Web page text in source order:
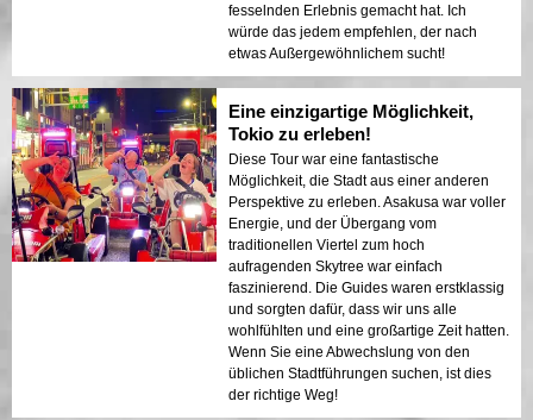
fesselnden Erlebnis gemacht hat. Ich
würde das jedem empfehlen, der nach
etwas Außergewöhnlichem sucht!
Eine einzigartige Möglichkeit,
Tokio zu erleben!
Diese Tour war eine fantastische
Möglichkeit, die Stadt aus einer anderen
Perspektive zu erleben. Asakusa war voller
Energie, und der Übergang vom
traditionellen Viertel zum hoch
aufragenden Skytree war einfach
faszinierend. Die Guides waren erstklassig
und sorgten dafür, dass wir uns alle
wohlfühlten und eine großartige Zeit hatten.
Wenn Sie eine Abwechslung von den
üblichen Stadtführungen suchen, ist dies
der richtige Weg!